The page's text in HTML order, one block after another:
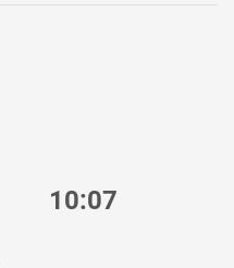
10:07